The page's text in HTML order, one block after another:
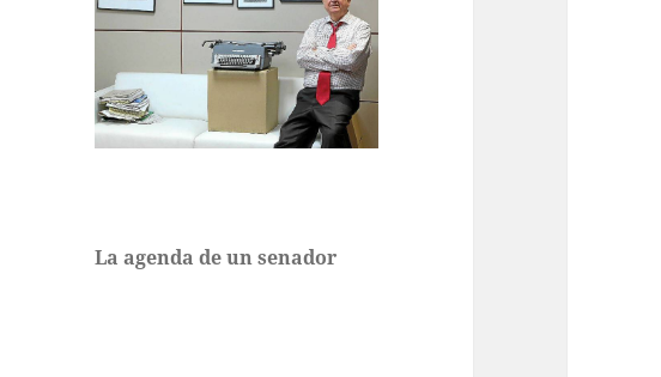
La agenda de un senador